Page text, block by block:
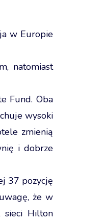
w Europie
natomiast
Fund. Oba
wysoki
zmienią
i dobrze
37 pozycję
że w
sieci Hilton